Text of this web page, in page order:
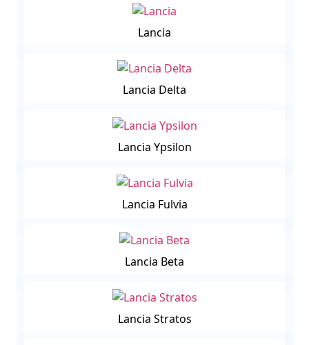
Lancia
Lancia Delta
Lancia Ypsilon
Lancia Fulvia
Lancia Beta
Lancia Stratos